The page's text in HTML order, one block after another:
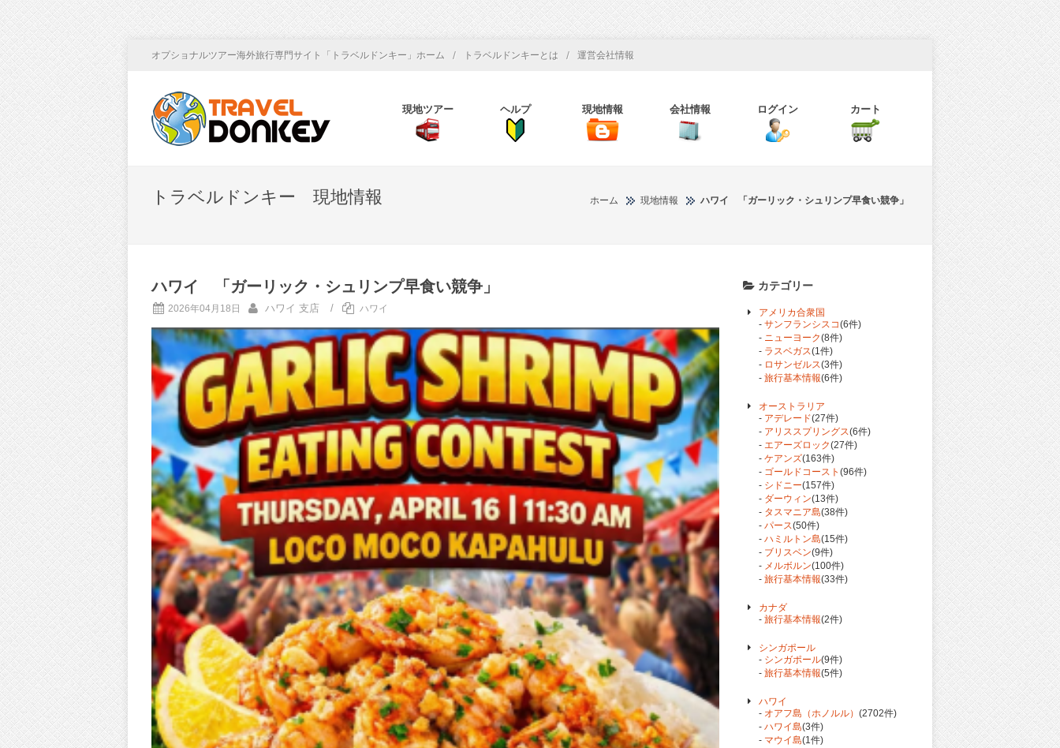
オプショナルツアー海外旅行専門サイト「トラベルドンキー」ホーム / トラベルドンキーとは / 運営会社情報
現地ツアー ヘルプ 現地情報 会社情報 ログイン カート
トラベルドンキー 現地情報 ホーム 現地情報 ハワイ 「ガーリック・シュリンプ早食い競争」
ハワイ 「ガーリック・シュリンプ早食い競争」
2026年04月18日 ハワイ 支店 / ハワイ
カテゴリー
アメリカ合衆国
- サンフランシスコ(6件)
- ニューヨーク(8件)
- ラスベガス(1件)
- ロサンゼルス(3件)
- 旅行基本情報(6件)
オーストラリア
- アデレード(27件)
- アリススプリングス(6件)
- エアーズロック(27件)
- ケアンズ(163件)
- ゴールドコースト (96件)
- シドニー(157件)
- ダーウィン(13件)
- タスマニア島(38件)
- パース(50件)
- ハミルトン島(15件)
- ブリスベン(9件)
- メルボルン(100件)
- 旅行基本情報(33件)
カナダ
- 旅行基本情報(2件)
シンガポール
- シンガポール(9件)
- 旅行基本情報(5件)
ハワイ
- オアフ島（ホノルル） (2702件)
- ハワイ島(3件)
- マウイ島(1件)